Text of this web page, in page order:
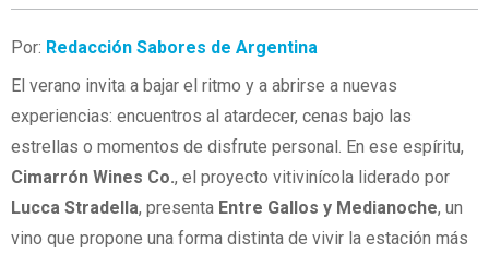
Por: Redacción Sabores de Argentina
El verano invita a bajar el ritmo y a abrirse a nuevas
experiencias: encuentros al atardecer, cenas bajo las
estrellas o momentos de disfrute personal. En ese espíritu,
Cimarrón Wines Co., el proyecto vitivinícola liderado por
Lucca Stradella, presenta Entre Gallos y Medianoche, un
vino que propone una forma distinta de vivir la estación más